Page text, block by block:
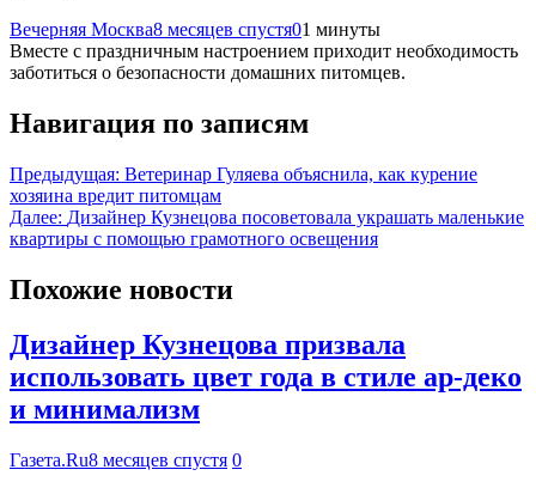
Вечерняя Москва8 месяцев спустя01 минуты
Вместе с праздничным настроением приходит необходимость
заботиться о безопасности домашних питомцев.
Навигация по записям
Предыдущая: Ветеринар Гуляева объяснила, как курение
хозяина вредит питомцам
Далее: Дизайнер Кузнецова посоветовала украшать маленькие
квартиры с помощью грамотного освещения
Похожие новости
Дизайнер Кузнецова призвала
использовать цвет года в стиле ар-деко
и минимализм
Газета.Ru8 месяцев спустя 0